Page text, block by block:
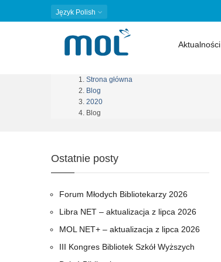
Język Polish
Aktualności
Ścieżka
nawigacyjna
Strona główna
Blog
2020
Blog
Ostatnie posty
Forum Młodych Bibliotekarzy 2026
Libra NET – aktualizacja z lipca 2026
MOL NET+ – aktualizacja z lipca 2026
III Kongres Bibliotek Szkół Wyższych